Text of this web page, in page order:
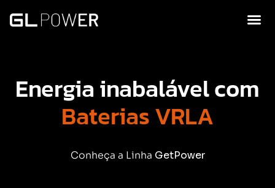
Energia inabalável com
Baterias VRLA
Conheça a Linha GetPower